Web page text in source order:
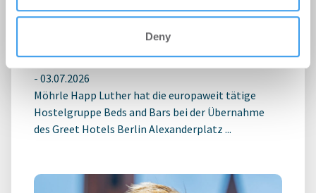
Deny
MÖHRLE HAPP LUTHER berät Beds
and Bars bei Hotelübernahme am
Alexanderplatz
- 03.07.2026
Möhrle Happ Luther hat die europaweit tätige
Hostelgruppe Beds and Bars bei der Übernahme
des Greet Hotels Berlin Alexanderplatz ...